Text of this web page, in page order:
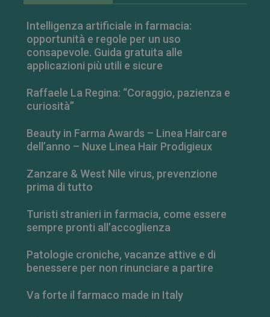
Intelligenza artificiale in farmacia:
opportunità e regole per un uso
consapevole. Guida gratuita alle
applicazioni più utili e sicure
Raffaele La Regina: “Coraggio, pazienza e
curiosità”
Beauty in Farma Awards – Linea Haircare
dell’anno – Nuxe Linea Hair Prodigieux
Zanzare & West Nile virus, prevenzione
prima di tutto
Turisti stranieri in farmacia, come essere
sempre pronti all’accoglienza
Patologie croniche, vacanze attive e di
benessere per non rinunciare a partire
Va forte il farmaco made in Italy
PHPSESSID
PHP.net
Sessione
_ga_RV9MB13F2Q .farmamese.it